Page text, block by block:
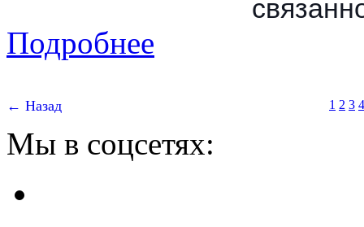
Подробнее
← Назад 1 2 3 4
Мы в соцсетях: